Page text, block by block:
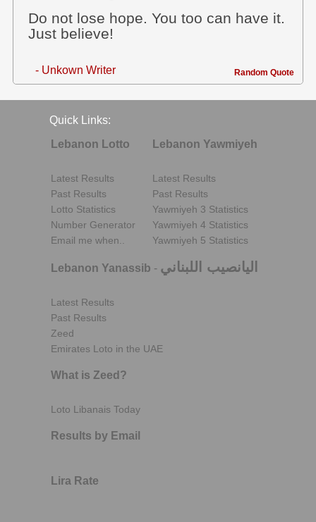
Do not lose hope. You too can have it.
Just believe!
- Unkown Writer Random Quote
Quick Links:
Lebanon Lotto
Latest Results
Past Results
Lotto Statistics
Number Generator
Email me when..
Lebanon Yawmiyeh
Latest Results
Past Results
Yawmiyeh 3 Statistics
Yawmiyeh 4 Statistics
Yawmiyeh 5 Statistics
Lebanon Yanassib - اليانصيب اللبناني
Latest Results
Past Results
Zeed
Emirates Loto in the UAE
What is Zeed?
Loto Libanais Today
Results by Email
Lira Rate